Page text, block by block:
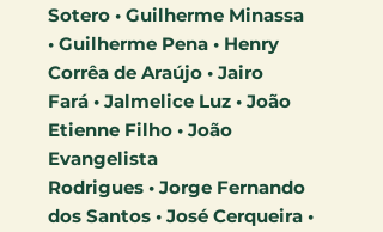
Sotero • Guilherme Minassa
• Guilherme Pena • Henry
Corrêa de Araújo • Jairo
Fará • Jalmelice Luz • João
Etienne Filho • João
Evangelista
Rodrigues • Jorge Fernando
dos Santos • José Cerqueira •